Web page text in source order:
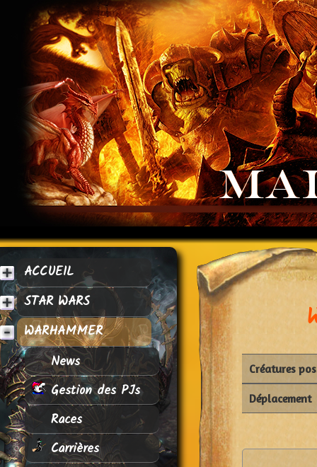
ACCUEIL
STAR WARS
WARHAMMER
News
Gestion des PJs
Races
Carrières
Créatures
Déplacement